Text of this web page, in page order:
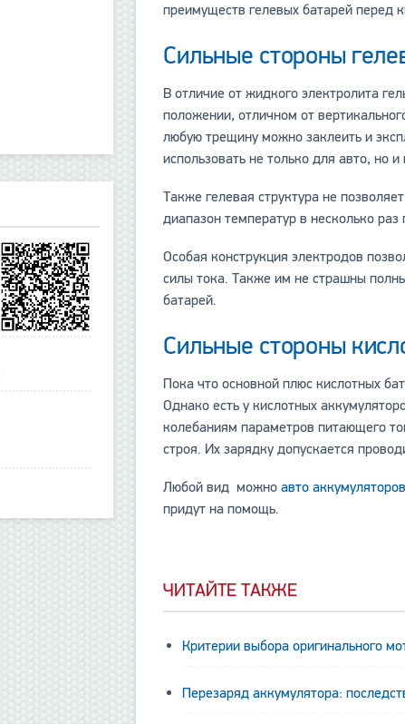
преимуществ гелевых батарей перед
Сильные стороны
В отличие от жидкого электролита
положении, отличном от
любую трещину можно заклеить и
использовать не только для авто, но и
Также гелевая структура не
диапазон температур в несколько
Особая конструкция электродов
силы тока. Также им не страшны
батарей.
Сильные стороны
Пока что основной плюс кислотных
Однако есть у кислотных
колебаниям параметров питающего
строя. Их зарядку допускается
Любой вид можноавто
придут на помощь.
ЧИТАЙТЕ ТАКЖЕ
Критерии выбора оригинального
Перезаряд аккумулятора: